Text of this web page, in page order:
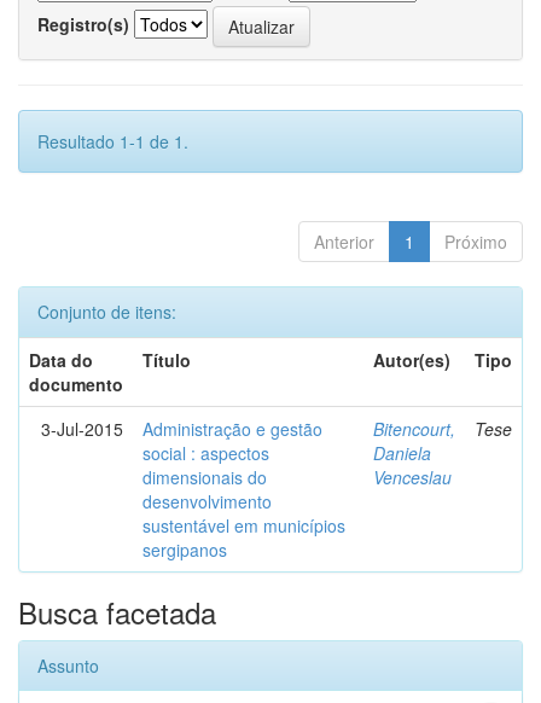
Registro(s)
Resultado 1-1 de 1.
Anterior 1 Próximo
Conjunto de itens:
Data do
documento
Título Autor(es) Tipo
3-Jul-2015
Administração e gestão
social : aspectos
dimensionais do
desenvolvimento
sustentável em municípios
sergipanos
Bitencourt,
Daniela
Venceslau
Tese
Busca facetada
Assunto